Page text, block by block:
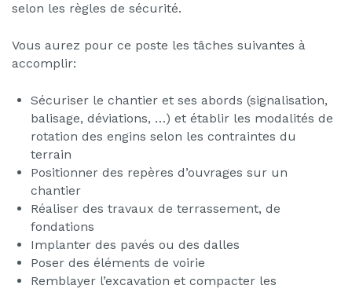
selon les règles de sécurité.
Vous aurez pour ce poste les tâches suivantes à
accomplir:
Sécuriser le chantier et ses abords (signalisation,
balisage, déviations, …) et établir les modalités de
rotation des engins selon les contraintes du
terrain
Positionner des repères d’ouvrages sur un
chantier
Réaliser des travaux de terrassement, de
fondations
Implanter des pavés ou des dalles
Poser des éléments de voirie
Remblayer l’excavation et compacter les